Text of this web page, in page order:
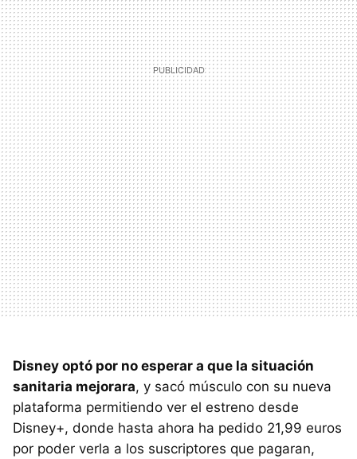
Disney optó por no esperar a que la situación
sanitaria mejorara, y sacó músculo con su nueva
plataforma permitiendo ver el estreno desde
Disney+, donde hasta ahora ha pedido 21,99 euros
por poder verla a los suscriptores que pagaran,